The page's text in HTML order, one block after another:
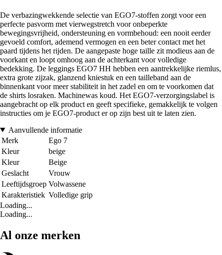
De verbazingwekkende selectie van EGO7-stoffen zorgt voor een
perfecte pasvorm met vierwegstretch voor onbeperkte
bewegingsvrijheid, ondersteuning en vormbehoud: een nooit eerder
gevoeld comfort, ademend vermogen en een beter contact met het
paard tijdens het rijden. De aangepaste hoge taille zit modieus aan de
voorkant en loopt omhoog aan de achterkant voor volledige
bedekking. De leggings EGO7 HH hebben een aantrekkelijke riemlus,
extra grote zijzak, glanzend kniestuk en een tailleband aan de
binnenkant voor meer stabiliteit in het zadel en om te voorkomen dat
de shirts losraken. Machinewas koud. Het EGO7-verzorgingslabel is
aangebracht op elk product en geeft specifieke, gemakkelijk te volgen
instructies om je EGO7-product er op zijn best uit te laten zien.
Aanvullende informatie
Merk
Ego 7
Kleur
beige
Kleur
Beige
Geslacht
Vrouw
Leeftijdsgroep Volwassene
Karakteristiek Volledige grip
Loading...
Loading...
Al onze merken